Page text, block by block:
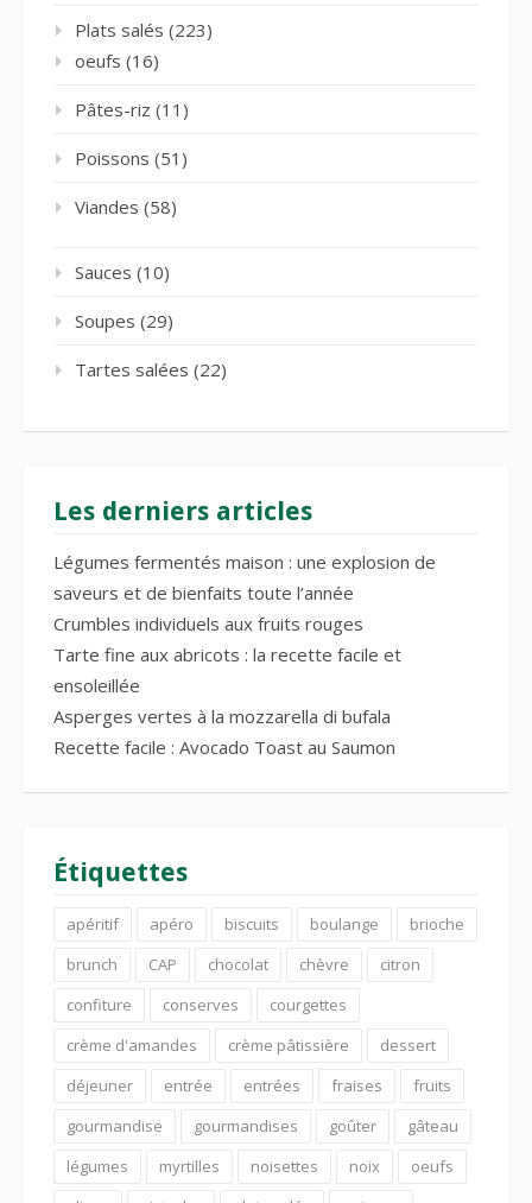
Plats salés (223)
oeufs (16)
Pâtes-riz (11)
Poissons (51)
Viandes (58)
Sauces (10)
Soupes (29)
Tartes salées (22)
Les derniers articles
Légumes fermentés maison : une explosion de
saveurs et de bienfaits toute l’année
Crumbles individuels aux fruits rouges
Tarte fine aux abricots : la recette facile et
ensoleillée
Asperges vertes à la mozzarella di bufala
Recette facile : Avocado Toast au Saumon
Étiquettes
apéritif apéro biscuits boulange
brioche
brunch
CAP chocolat chèvre
citron
confiture
conserves
courgettes
crème d'amandes
crème pâtissière
dessert
déjeuner
entrée entrées fraises
fruits
gourmandise
gourmandises goûter
gâteau
légumes
myrtilles noisettes noix
oeufs